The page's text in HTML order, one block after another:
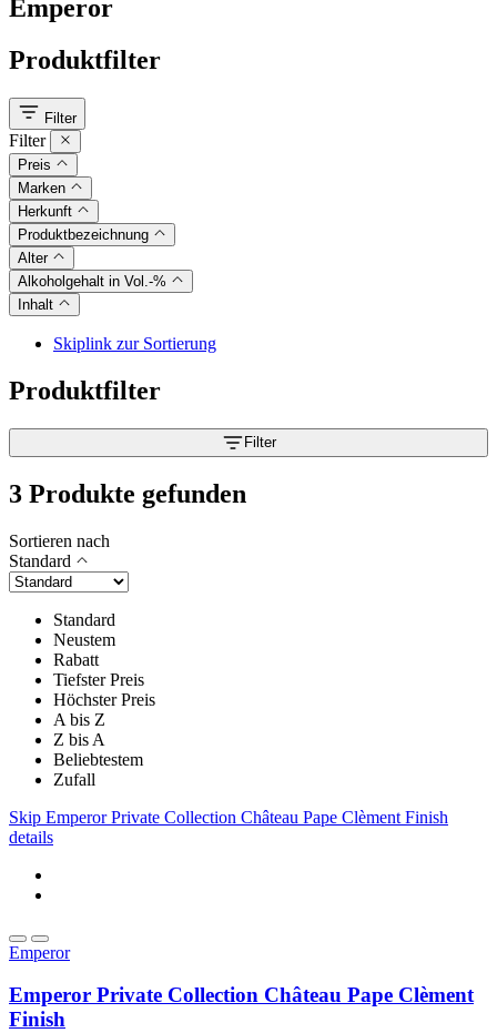
Emperor
Produktfilter
Filter
Filter
Preis
Marken
Herkunft
Produktbezeichnung
Alter
Alkoholgehalt in Vol.-%
Inhalt
Skiplink zur Sortierung
Produktfilter
Filter
3 Produkte gefunden
Sortieren nach
Standard
Standard
Neustem
Rabatt
Tiefster Preis
Höchster Preis
A bis Z
Z bis A
Beliebtestem
Zufall
Skip Emperor Private Collection Château Pape Clèment Finish
details
Emperor
Emperor Private Collection Château Pape Clèment
Finish